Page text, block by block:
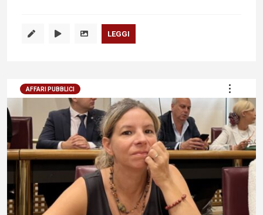
LEGGI
AFFARI PUBBLICI